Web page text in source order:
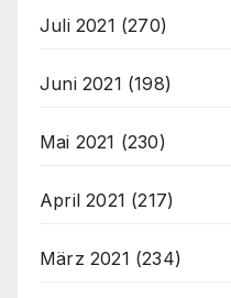
Juli 2021 (270)
Juni 2021 (198)
Mai 2021 (230)
April 2021 (217)
März 2021 (234)